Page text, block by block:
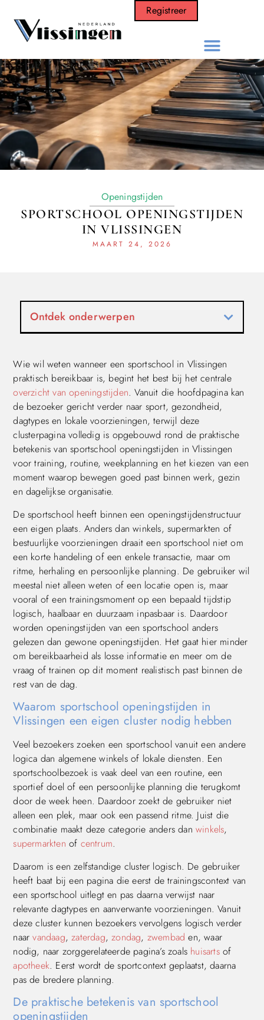
Registreer
Openingstijden
SPORTSCHOOL OPENINGSTIJDEN
IN VLISSINGEN
MAART 24, 2026
Wie wil weten wanneer een sportschool in Vlissingen
praktisch bereikbaar is, begint het best bij het centrale
overzicht van openingstijden. Vanuit die hoofdpagina kan
de bezoeker gericht verder naar sport, gezondheid,
dagtypes en lokale voorzieningen, terwijl deze
clusterpagina volledig is opgebouwd rond de praktische
betekenis van sportschool openingstijden in Vlissingen
voor training, routine, weekplanning en het kiezen van een
moment waarop bewegen goed past binnen werk, gezin
en dagelijkse organisatie.
De sportschool heeft binnen een openingstijdenstructuur
een eigen plaats. Anders dan winkels, supermarkten of
bestuurlijke voorzieningen draait een sportschool niet om
een korte handeling of een enkele transactie, maar om
ritme, herhaling en persoonlijke planning. De gebruiker wil
meestal niet alleen weten of een locatie open is, maar
vooral of een trainingsmoment op een bepaald tijdstip
logisch, haalbaar en duurzaam inpasbaar is. Daardoor
worden openingstijden van een sportschool anders
gelezen dan gewone openingstijden. Het gaat hier minder
om bereikbaarheid als losse informatie en meer om de
vraag of trainen op dit moment realistisch past binnen de
rest van de dag.
Waarom sportschool openingstijden in
Vlissingen een eigen cluster nodig hebben
Veel bezoekers zoeken een sportschool vanuit een andere
logica dan algemene winkels of lokale diensten. Een
sportschoolbezoek is vaak deel van een routine, een
sportief doel of een persoonlijke planning die terugkomt
door de week heen. Daardoor zoekt de gebruiker niet
alleen een plek, maar ook een passend ritme. Juist die
combinatie maakt deze categorie anders dan winkels,
supermarkten of centrum.
Daarom is een zelfstandige cluster logisch. De gebruiker
heeft baat bij een pagina die eerst de trainingscontext van
een sportschool uitlegt en pas daarna verwijst naar
relevante dagtypes en aanverwante voorzieningen. Vanuit
deze cluster kunnen bezoekers vervolgens logisch verder
naarvandaag,zaterdag,zondag, zwembad en, waar
nodig, naar zorggerelateerde pagina’s zoals huisartsof
apotheek. Eerst wordt de sportcontext geplaatst, daarna
pas de bredere planning.
De praktische betekenis van sportschool
openingstijden
Ontdek onderwerpen